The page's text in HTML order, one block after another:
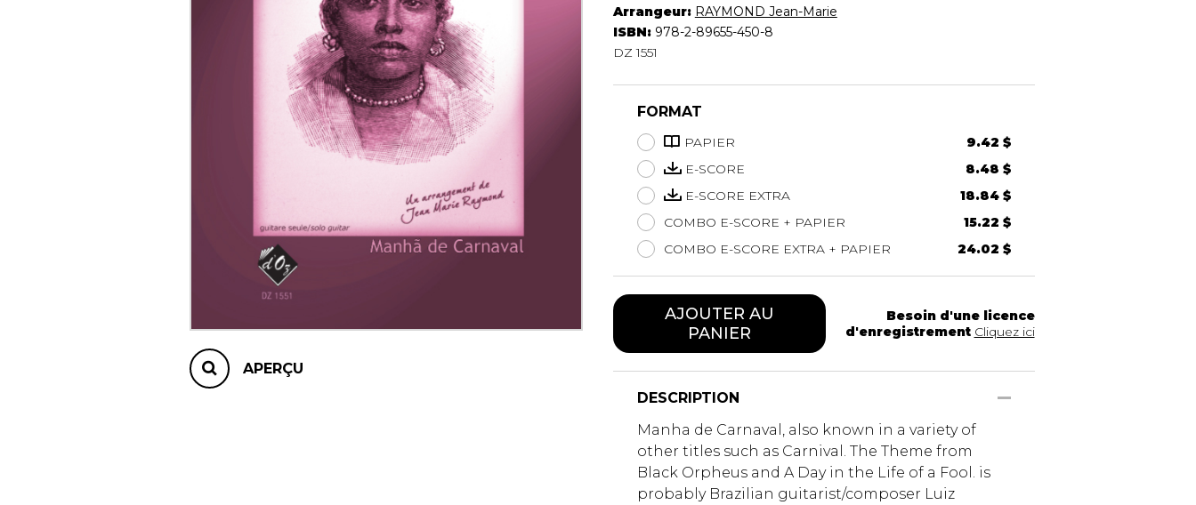
Hautbois
Luth
Mandoline
Piano
Saxophone
Trombone
Trompette
Tuba
Ukulélé
Violon
APERÇU
Arrangeur: RAYMOND Jean-Marie
ISBN: 978-2-89655-450-8
DZ 1551
FORMAT
PAPIER
9.42 $
E-SCORE
8.48 $
E-SCORE EXTRA
18.84 $
COMBO E-SCORE + PAPIER
15.22 $
COMBO E-SCORE EXTRA + PAPIER
24.02 $
AJOUTER AU
PANIER
Besoin d'une licence
d'enregistrement Cliquez ici
DESCRIPTION
Manha de Carnaval, also known in a variety of
other titles such as Carnival. The Theme from
Black Orpheus and A Day in the Life of a Fool. is
probably Brazilian guitarist/composer Luiz